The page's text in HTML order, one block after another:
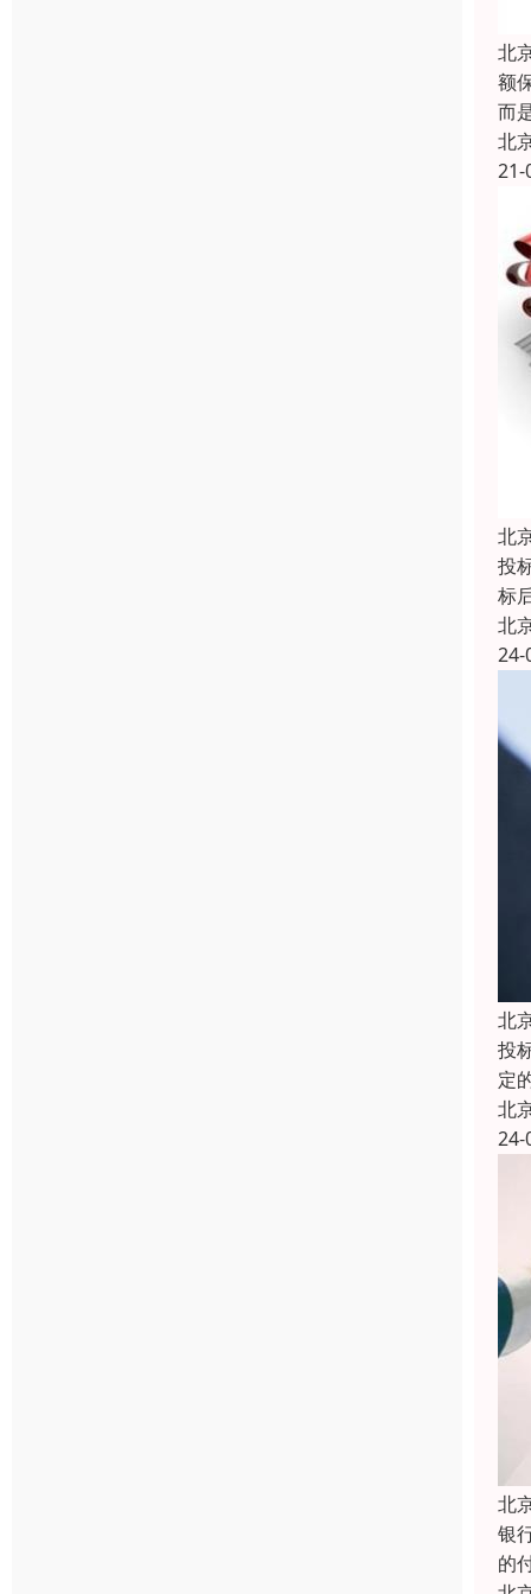
北
额
而
北
21-
北
投
标
北
24-
北
投
定
北
24-
北
银
的